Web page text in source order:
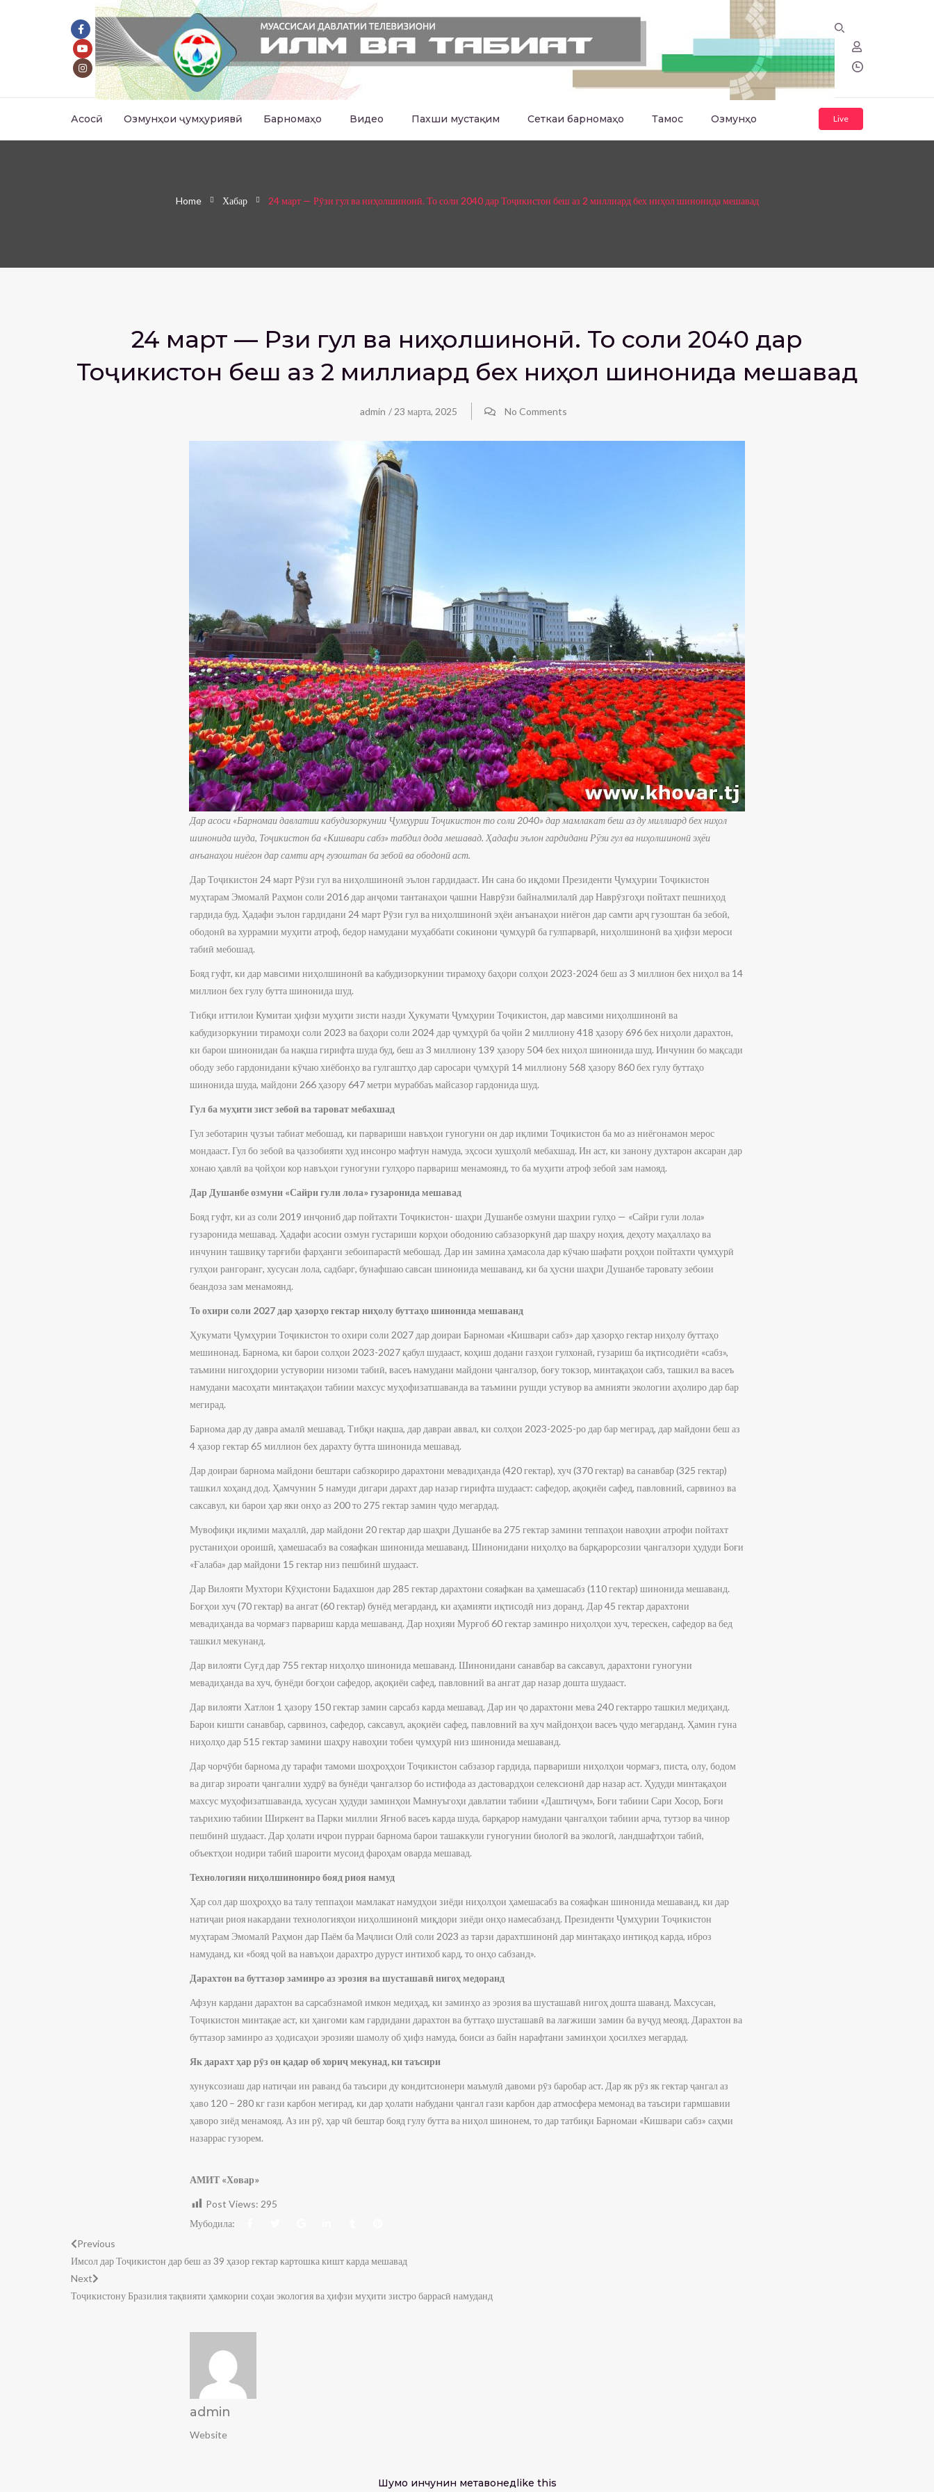
Асосӣ Озмунҳои ҷумҳуриявӣ Барномаҳо Видео Пахши мустақим Сеткаи барномаҳо Тамос Озмунҳо Live
Home Хабар 24 март — Рӯзи гул ва ниҳолшинонӣ. То соли 2040 дар Тоҷикистон беш аз 2 миллиард бех ниҳол шинонида мешавад
24 март — Рӯзи гул ва ниҳолшинонӣ. То соли 2040 дар
Тоҷикистон беш аз 2 миллиард бех ниҳол шинонида мешавад
admin / 23 марта, 2025 No Comments
Дар асоси «Барномаи давлатии кабудизоркунии Ҷумҳурии Тоҷикистон то соли 2040» дар мамлакат беш аз ду миллиард бех ниҳол
шинонида шуда, Тоҷикистон ба «Кишвари сабз» табдил дода мешавад. Ҳадафи эълон гардидани Рӯзи гул ва ниҳолшинонӣ эҳёи
анъанаҳои ниёгон дар самти арҷ гузоштан ба зебоӣ ва ободонӣ аст.
Дар Тоҷикистон 24 март Рӯзи гул ва ниҳолшинонӣ эълон гардидааст. Ин сана бо иқдоми Президенти Ҷумҳурии Тоҷикистон
муҳтарам Эмомалӣ Раҳмон соли 2016 дар анҷоми тантанаҳои ҷашни Наврӯзи байналмилалӣ дар Наврӯзгоҳи пойтахт пешниҳод
гардида буд. Ҳадафи эълон гардидани 24 март Рӯзи гул ва ниҳолшинонӣ эҳёи анъанаҳои ниёгон дар самти арҷ гузоштан ба зебоӣ,
ободонӣ ва хуррамии муҳити атроф, бедор намудани муҳаббати сокинони ҷумҳурӣ ба гулпарварӣ, ниҳолшинонӣ ва ҳифзи мероси
табиӣ мебошад.
Бояд гуфт, ки дар мавсими ниҳолшинонӣ ва кабудизоркунии тирамоҳу баҳори солҳои 2023-2024 беш аз 3 миллион бех ниҳол ва 14
миллион бех гулу бутта шинонида шуд.
Тибқи иттилои Кумитаи ҳифзи муҳити зисти назди Ҳукумати Ҷумҳурии Тоҷикистон, дар мавсими ниҳолшинонӣ ва
кабудизоркунии тирамоҳи соли 2023 ва баҳори соли 2024 дар ҷумҳурӣ ба ҷойи 2 миллиону 418 ҳазору 696 бех ниҳоли дарахтон,
ки барои шинонидан ба нақша гирифта шуда буд, беш аз 3 миллиону 139 ҳазору 504 бех ниҳол шинонида шуд. Инчунин бо мақсади
ободу зебо гардонидани кӯчаю хиёбонҳо ва гулгаштҳо дар саросари ҷумҳурӣ 14 миллиону 568 ҳазору 860 бех гулу буттаҳо
шинонида шуда, майдони 266 ҳазору 647 метри мураббаъ майсазор гардонида шуд.
Гул ба муҳити зист зебоӣ ва тароват мебахшад
Гул зеботарин ҷузъи табиат мебошад, ки парвариши навъҳои гуногуни он дар иқлими Тоҷикистон ба мо аз ниёгонамон мерос
мондааст. Гул бо зебоӣ ва ҷаззобияти худ инсонро мафтун намуда, эҳсоси хушҳолӣ мебахшад. Ин аст, ки занону духтарон аксаран дар
хонаю ҳавлӣ ва ҷойҳои кор навъҳои гуногуни гулҳоро парвариш менамоянд, то ба муҳити атроф зебоӣ зам намояд.
Дар Душанбе озмуни «Сайри гули лола» гузаронида мешавад
Бояд гуфт, ки аз соли 2019 инҷониб дар пойтахти Тоҷикистон- шаҳри Душанбе озмуни шаҳрии гулҳо — «Сайри гули лола»
гузаронида мешавад. Ҳадафи асосии озмун густариши корҳои ободонию сабзазоркунӣ дар шаҳру ноҳия, деҳоту маҳаллаҳо ва
инчунин ташвиқу тарғиби фарҳанги зебоипарастӣ мебошад. Дар ин замина ҳамасола дар кӯчаю шафати роҳҳои пойтахти ҷумҳурӣ
гулҳои рангоранг, хусусан лола, садбарг, бунафшаю савсан шинонида мешаванд, ки ба ҳусни шаҳри Душанбе таровату зебоии
беандоза зам менамоянд.
То охири соли 2027 дар ҳазорҳо гектар ниҳолу буттаҳо шинонида мешаванд
Ҳукумати Ҷумҳурии Тоҷикистон то охири соли 2027 дар доираи Барномаи «Кишвари сабз» дар ҳазорҳо гектар ниҳолу буттаҳо
мешинонад. Барнома, ки барои солҳои 2023-2027 қабул шудааст, коҳиш додани газҳои гулхонаӣ, гузариш ба иқтисодиёти «сабз»,
таъмини нигоҳдории устувории низоми табиӣ, васеъ намудани майдони ҷангалзор, боғу токзор, минтақаҳои сабз, ташкил ва васеъ
намудани масоҳати минтақаҳои табиии махсус муҳофизатшаванда ва таъмини рушди устувор ва амнияти экологии аҳолиро дар бар
мегирад.
Барнома дар ду давра амалӣ мешавад. Тибқи нақша, дар давраи аввал, ки солҳои 2023-2025-ро дар бар мегирад, дар майдони беш аз
4 ҳазор гектар 65 миллион бех дарахту бутта шинонида мешавад.
Дар доираи барнома майдони бештари сабзкориро дарахтони мевадиҳанда (420 гектар), хуч (370 гектар) ва санавбар (325 гектар)
ташкил хоҳанд дод. Ҳамчунин 5 намуди дигари дарахт дар назар гирифта шудааст: сафедор, ақоқиёи сафед, павловний, сарвиноз ва
саксавул, ки барои ҳар яки онҳо аз 200 то 275 гектар замин ҷудо мегардад.
Мувофиқи иқлими маҳаллӣ, дар майдони 20 гектар дар шаҳри Душанбе ва 275 гектар замини теппаҳои навоҳии атрофи пойтахт
рустаниҳои ороишӣ, ҳамешасабз ва сояафкан шинонида мешаванд. Шинонидани ниҳолҳо ва барқарорсозии ҷангалзори ҳудуди Боғи
«Ғалаба» дар майдони 15 гектар низ пешбинӣ шудааст.
Дар Вилояти Мухтори Кӯҳистони Бадахшон дар 285 гектар дарахтони сояафкан ва ҳамешасабз (110 гектар) шинонида мешаванд.
Боғҳои хуч (70 гектар) ва ангат (60 гектар) бунёд мегарданд, ки аҳамияти иқтисодӣ низ доранд. Дар 45 гектар дарахтони
мевадиҳанда ва чормағз парвариш карда мешаванд. Дар ноҳияи Мурғоб 60 гектар заминро ниҳолҳои хуч, терескен, сафедор ва бед
ташкил мекунанд.
Дар вилояти Суғд дар 755 гектар ниҳолҳо шинонида мешаванд. Шинонидани санавбар ва саксавул, дарахтони гуногуни
мевадиҳанда ва хуч, бунёди боғҳои сафедор, ақоқиёи сафед, павловний ва ангат дар назар дошта шудааст.
Дар вилояти Хатлон 1 ҳазору 150 гектар замин сарсабз карда мешавад. Дар ин ҷо дарахтони мева 240 гектарро ташкил медиҳанд.
Барои кишти санавбар, сарвиноз, сафедор, саксавул, ақоқиёи сафед, павловний ва хуч майдонҳои васеъ ҷудо мегарданд. Ҳамин гуна
ниҳолҳо дар 515 гектар замини шаҳру навоҳии тобеи ҷумҳурӣ низ шинонида мешаванд.
Дар чорчӯби барнома ду тарафи тамоми шоҳроҳҳои Тоҷикистон сабзазор гардида, парвариши ниҳолҳои чормағз, писта, олу, бодом
ва дигар зироати ҷангалии худрӯ ва бунёди ҷангалзор бо истифода аз дастовардҳои селексионӣ дар назар аст. Ҳудуди минтақаҳои
махсус муҳофизатшаванда, хусусан ҳудуди заминҳои Мамнуъгоҳи давлатии табиии «Даштиҷум», Боғи табиии Сари Хосор, Боғи
таърихию табиии Ширкент ва Парки миллии Яғноб васеъ карда шуда, барқарор намудани ҷангалҳои табиии арча, тутзор ва чинор
пешбинӣ шудааст. Дар ҳолати иҷрои пурраи барнома барои ташаккули гуногунии биологӣ ва экологӣ, ландшафтҳои табиӣ,
объектҳои нодири табиӣ шароити мусоид фароҳам оварда мешавад.
Технологияи ниҳолшинониро бояд риоя намуд
Ҳар сол дар шоҳроҳҳо ва талу теппаҳои мамлакат намудҳои зиёди ниҳолҳои ҳамешасабз ва сояафкан шинонида мешаванд, ки дар
натиҷаи риоя накардани технологияҳои ниҳолшинонӣ миқдори зиёди онҳо намесабзанд. Президенти Ҷумҳурии Тоҷикистон
муҳтарам Эмомалӣ Раҳмон дар Паём ба Маҷлиси Олӣ соли 2023 аз тарзи дарахтшинонӣ дар минтақаҳо интиқод карда, иброз
намуданд, ки «бояд ҷой ва навъҳои дарахтро дуруст интихоб кард, то онҳо сабзанд».
Дарахтон ва буттазор заминро аз эрозия ва шусташавӣ нигоҳ медоранд
Афзун кардани дарахтон ва сарсабзнамоӣ имкон медиҳад, ки заминҳо аз эрозия ва шусташавӣ нигоҳ дошта шаванд. Махсусан,
Тоҷикистон минтақае аст, ки ҳангоми кам гардидани дарахтон ва буттаҳо шусташавӣ ва лағжиши замин ба вуҷуд меояд. Дарахтон ва
буттазор заминро аз ҳодисаҳои эрозияи шамолу об ҳифз намуда, боиси аз байн нарафтани заминҳои ҳосилхез мегардад.
Як дарахт ҳар рӯз он қадар об хориҷ мекунад, ки таъсири
хунуксозиаш дар натиҷаи ин раванд ба таъсири ду кондитсионери маъмулӣ давоми рӯз баробар аст. Дар як рӯз як гектар ҷангал аз
ҳаво 120 – 280 кг гази карбон мегирад, ки дар ҳолати набудани ҷангал гази карбон дар атмосфера мемонад ва таъсири гармшавии
ҳаворо зиёд менамояд. Аз ин рӯ, ҳар чӣ бештар бояд гулу бутта ва ниҳол шинонем, то дар татбиқи Барномаи «Кишвари сабз» саҳми
назаррас гузорем.
АМИТ «Ховар»
Post Views: 295
Мубодила:
Previous
Имсол дар Тоҷикистон дар беш аз 39 ҳазор гектар картошка кишт карда мешавад
Next
Тоҷикистону Бразилия тақвияти ҳамкории соҳаи экология ва ҳифзи муҳити зистро баррасӣ намуданд
admin
Website
Шумо инчунин метавонедlike this